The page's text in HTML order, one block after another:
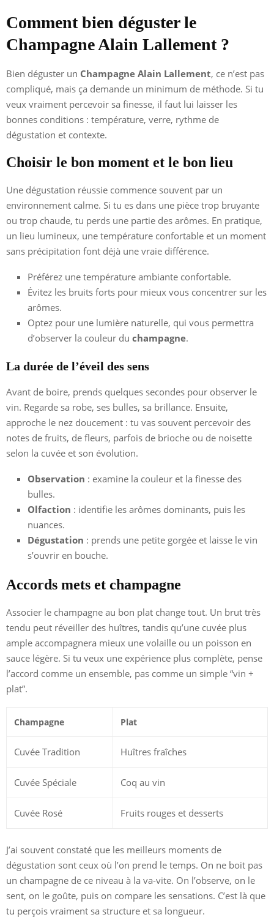
Comment bien déguster le
Champagne Alain Lallement ?
Bien déguster un Champagne Alain Lallement, ce n’est pas
compliqué, mais ça demande un minimum de méthode. Si tu
veux vraiment percevoir sa finesse, il faut lui laisser les
bonnes conditions : température, verre, rythme de
dégustation et contexte.
Choisir le bon moment et le bon lieu
Une dégustation réussie commence souvent par un
environnement calme. Si tu es dans une pièce trop bruyante
ou trop chaude, tu perds une partie des arômes. En pratique,
un lieu lumineux, une température confortable et un moment
sans précipitation font déjà une vraie différence.
Préférez une température ambiante confortable.
Évitez les bruits forts pour mieux vous concentrer sur les
arômes.
Optez pour une lumière naturelle, qui vous permettra
d’observer la couleur du champagne.
La durée de l’éveil des sens
Avant de boire, prends quelques secondes pour observer le
vin. Regarde sa robe, ses bulles, sa brillance. Ensuite,
approche le nez doucement : tu vas souvent percevoir des
notes de fruits, de fleurs, parfois de brioche ou de noisette
selon la cuvée et son évolution.
Observation : examine la couleur et la finesse des
bulles.
Olfaction : identifie les arômes dominants, puis les
nuances.
Dégustation : prends une petite gorgée et laisse le vin
s’ouvrir en bouche.
Accords mets et champagne
Associer le champagne au bon plat change tout. Un brut très
tendu peut réveiller des huîtres, tandis qu’une cuvée plus
ample accompagnera mieux une volaille ou un poisson en
sauce légère. Si tu veux une expérience plus complète, pense
l’accord comme un ensemble, pas comme un simple “vin +
plat”.
Champagne Plat
Cuvée Tradition Huîtres fraîches
Cuvée Spéciale Coq au vin
Cuvée Rosé Fruits rouges et desserts
J’ai souvent constaté que les meilleurs moments de
dégustation sont ceux où l’on prend le temps. On ne boit pas
un champagne de ce niveau à la va-vite. On l’observe, on le
sent, on le goûte, puis on compare les sensations. C’est là que
tu perçois vraiment sa structure et sa longueur.